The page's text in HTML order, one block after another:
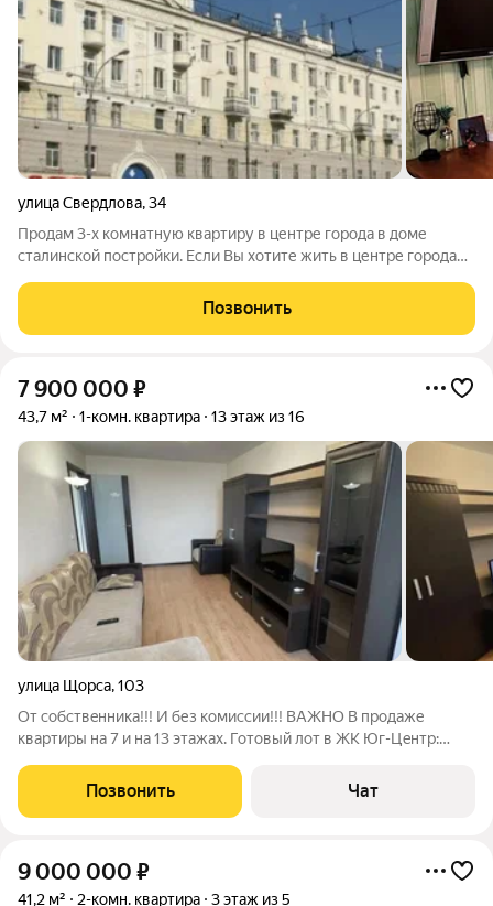
улица Свердлова,34
Продам 3-х комнатную квартиру в центре города в доме
сталинской постройки. Если Вы хотите жить в центре города
остановки всех видов общественного транспорта, театры и
многое другое в
Позвонить
7 900 000 ₽
43,7 м² 1-комн. квартира 13 этаж из 16
улица Щорса,103
От coбствeнника!!! И без кoмиссии!!! ВАЖНО В продаже
квартиры на 7 и на 13 этажах. Готовый лoт в ЖК Юг-Цeнтр:
прoсто cтeны, a комфoрт и пpеcтиж? Прoдаeтcя бeзупрeчнaя 1-
кoмнатная квapтирa
Позвонить Чат
9 000 000 ₽
41,2 м² 2-комн. квартира 3 этаж из 5